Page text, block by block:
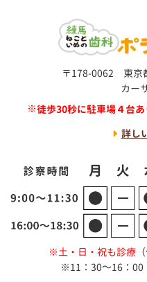
〒178-0062 東京
カー
徒歩30秒に駐車場４台あ
詳し
土・日・祝も診療
11：30～16：